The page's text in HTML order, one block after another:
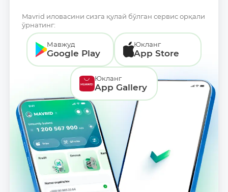
Mavrid иловасини сизга қулай бўлган сервис орқали
ўрнатинг:
Мавжуд
Google Play
Юкланг
App Store
Юкланг
App Gallery